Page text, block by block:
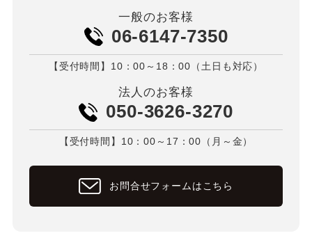
一般のお客様
06-6147-7350
【受付時間】10：00～18：00（土日も対応）
法人のお客様
050-3626-3270
【受付時間】10：00～17：00（月～金）
お問合せフォームはこちら